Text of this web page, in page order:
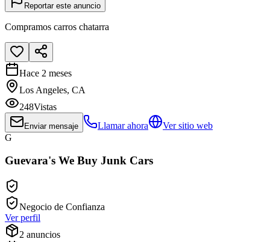
Reportar este anuncio
Compramos carros chatarra
Hace 2 meses
Los Angeles, CA
248Vistas
Enviar mensaje Llamar ahora
Ver sitio web
G
Guevara's We Buy Junk Cars
Negocio de Confianza
Ver perfil
2 anuncios